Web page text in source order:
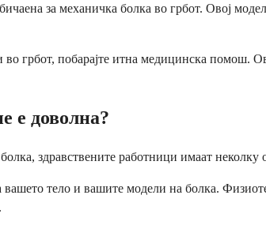
за механичка болка во грбот. Овој
грбот, побарајте итна медицинска помош.
е доволна?
здравствените работници имаат неколку
тело и вашите модели на болка.